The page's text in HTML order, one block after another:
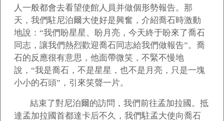
人一般都會去看望使館人員并做個形勢報告。那
天，我們駐尼泊爾大使好是興奮，介紹喬石時激動
地說：“我們盼星星、盼月亮，今天終于盼來了喬石
同志，讓我們熱烈歡迎喬石同志給我們做報告”。喬
石的反應很有意思，他面帶微笑，不緊不慢地
說，“我是喬石，不是星星，也不是月亮，只是一塊
小小的石頭”，引來笑聲一片。
結束了對尼泊爾的訪問，我們前往孟加拉國。抵
達孟加拉國首都達卡后不久，我們駐孟大使向喬石